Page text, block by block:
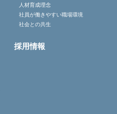
人材育成理念
社員が働きやすい職場環境
社会との共生
採用情報